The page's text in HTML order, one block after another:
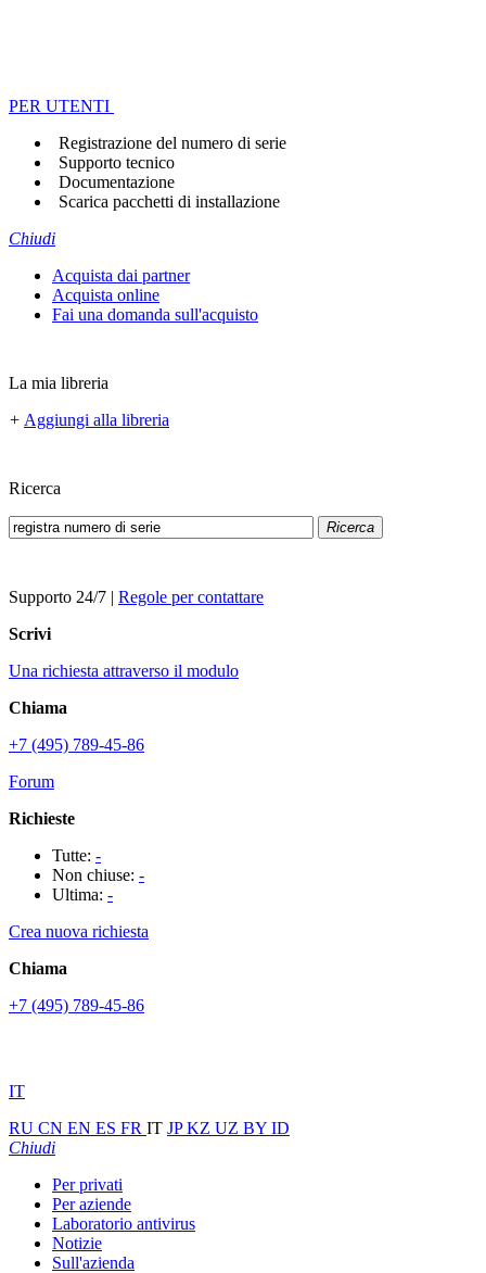
PER UTENTI
Registrazione del numero di serie
Supporto tecnico
Documentazione
Scarica pacchetti di installazione
Chiudi
Acquista dai partner
Acquista online
Fai una domanda sull'acquisto
La mia libreria
+ Aggiungi alla libreria
Ricerca
Ricerca
Supporto 24/7 | Regole per contattare
Scrivi
Una richiesta attraverso il modulo
Chiama
+7 (495) 789-45-86
Forum
Richieste
Tutte: -
Non chiuse: -
Ultima: -
Crea nuova richiesta
Chiama
+7 (495) 789-45-86
IT
RU CN EN ES FR IT JPKZ UZ BY ID
Chiudi
Per privati
Per aziende
Laboratorio antivirus
Notizie
Sull'azienda